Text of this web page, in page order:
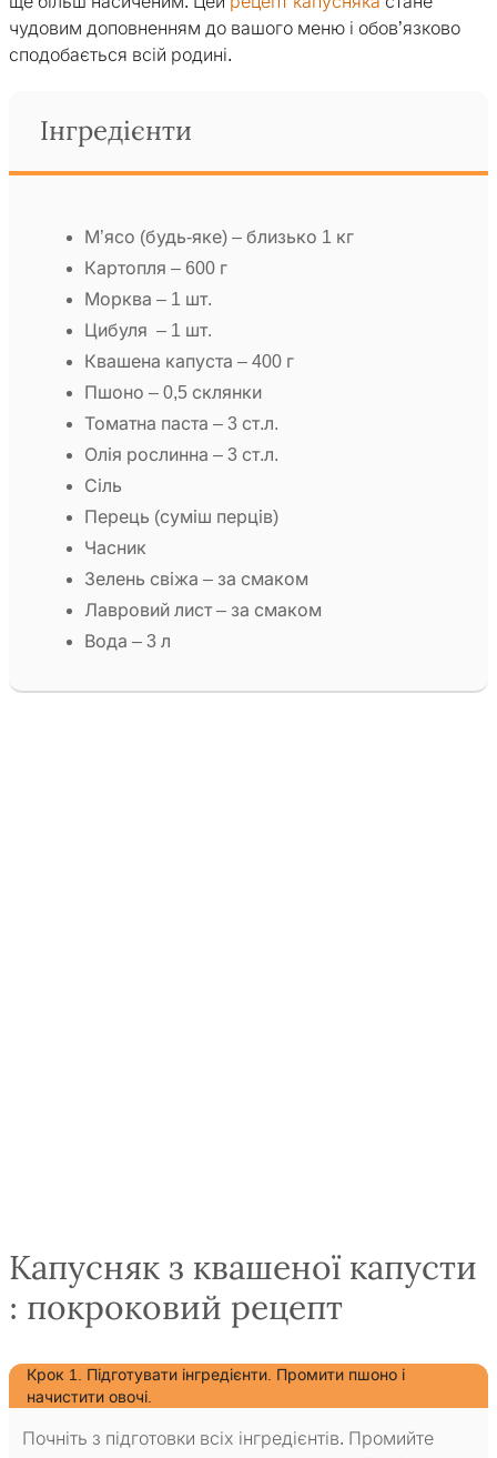
чудовим доповненням до вашого меню і обов’язково
сподобається всій родині.
Інгредієнти
М’ясо (будь-яке) – близько 1 кг
Картопля – 600 г
Морква – 1 шт.
Цибуля – 1 шт.
Квашена капуста – 400 г
Пшоно – 0,5 склянки
Томатна паста – 3 ст.л.
Олія рослинна – 3 ст.л.
Сіль
Перець (суміш перців)
Часник
Зелень свіжа – за смаком
Лавровий лист – за смаком
Вода – 3 л
Капусняк з квашеної капусти
: покроковий рецепт
Крок 1. Підготувати інгредієнти. Промити пшоно і
начистити овочі.
Почніть з підготовки всіх інгредієнтів. Промийте